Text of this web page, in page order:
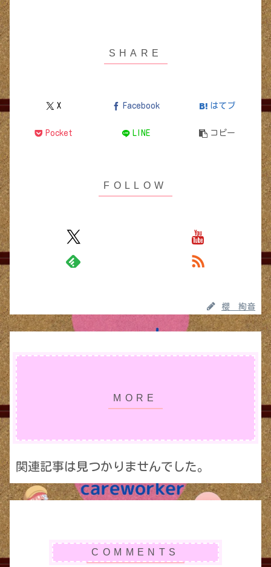
X Facebook はてブ
Pocket LINE コピー
櫻 絢音
関連記事は見つかりませんでした。